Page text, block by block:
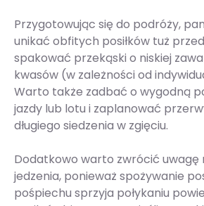
Przygotowując się do podróży,
unikać obfitych posiłków tuż
spakować przekąski o niskiej
kwasów (w zależności od
Warto także zadbać o wygodną
jazdy lub lotu i zaplanować
długiego siedzenia w zgięciu.
Dodatkowo warto zwrócić uwagę
jedzenia, ponieważ spożywanie
pośpiechu sprzyja połykaniu